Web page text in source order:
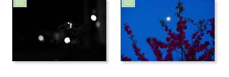
と、震えるスマホにLINEの通
知がある。パソコンに集中して
いた意識を逸...
日記 日記